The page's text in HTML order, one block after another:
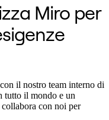
Miro per
il nostro team interno di
tutto il mondo e un
con noi per